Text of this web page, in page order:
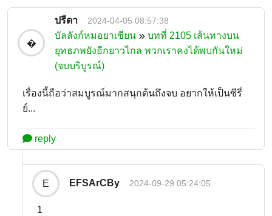
�
ปรีดา 2024-04-05 08:57:38
บัลลังก์หมอยาเซียน
บทที่ 2105 เส้นทางบน
ยุทธภพยังอีกยาวไกล พวกเราคงได้พบกันใหม่
(จบบริบูรณ์)
เรื่องนี้ถือว่าสมบูรณ์มากสนุกต้นถึงจบ อยากให้เป็นซีรี่
ย์...
reply
E EFSArCBy 2024-09-29 05:24:05
1